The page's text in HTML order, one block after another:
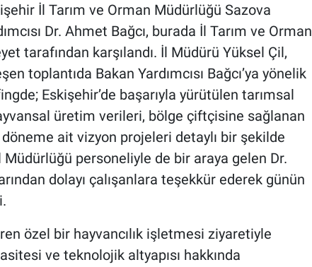
İl Tarım ve Orman Müdürlüğü Sazova
Dr. Ahmet Bağcı, burada İl Tarım ve Orman
tarafından karşılandı. İl Müdürü Yüksel Çil,
toplantıda Bakan Yardımcısı Bağcı’ya yönelik
Eskişehir’de başarıyla yürütülen tarımsal
üretim verileri, bölge çiftçisine sağlanan
ait vizyon projeleri detaylı bir şekilde
Müdürlüğü personeliyle de bir araya gelen Dr.
dolayı çalışanlara teşekkür ederek günün
özel bir hayvancılık işletmesi ziyaretiyle
ve teknolojik altyapısı hakkında